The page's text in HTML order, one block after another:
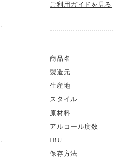
ご利用ガイドを見る
商品名
製造元
生産地
スタイル
原材料
アルコール度数
IBU
保存方法